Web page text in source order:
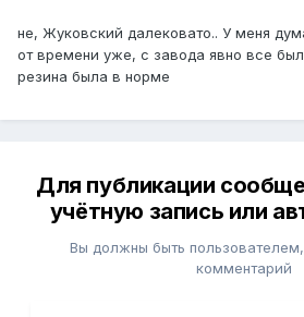
не, Жуковский далековато.. У меня
от времени уже, с завода явно все
резина была в норме
Для публикации
учётную запись или
Вы должны быть пользователем,
комментарий